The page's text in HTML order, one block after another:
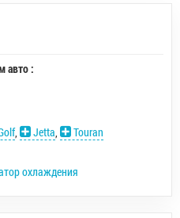
авто :
, Jetta
Touran
охлаждения